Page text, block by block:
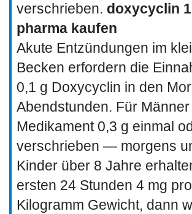
verschrieben. doxycyclin
pharma kaufen
Akute Entzündungen im
Becken erfordern die
0,1 g Doxycyclin in den
Abendstunden. Für
Medikament 0,3 g einmal
verschrieben — morgens
Kinder über 8 Jahre
ersten 24 Stunden 4 mg pro
Kilogramm Gewicht, dann